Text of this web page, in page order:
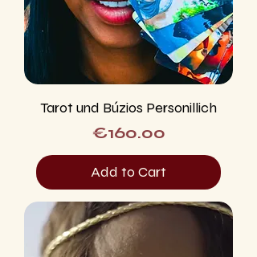
Tarot und Búzios Personillich
Price
€160.00
Add to Cart